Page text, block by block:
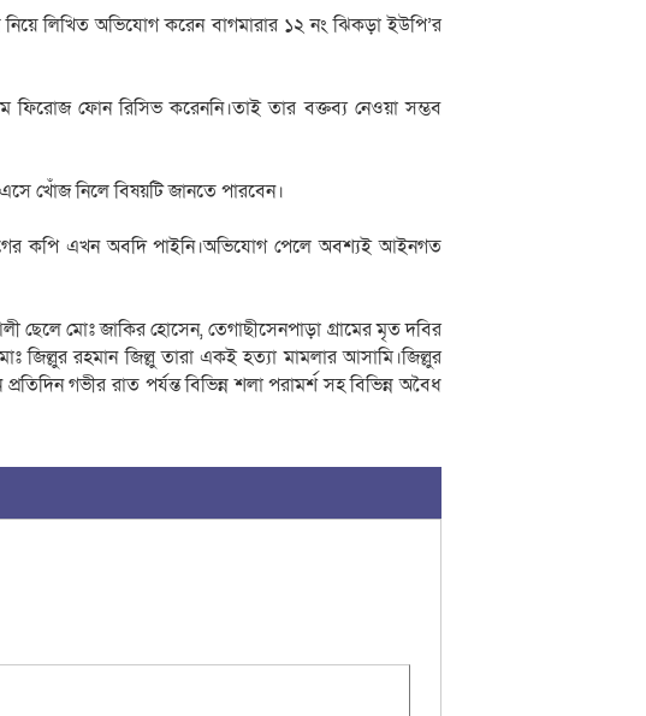
নিয়ে লিখিত অভিযোগ করেন বাগমারার ১২ নং ঝিকড়া ইউপি’র
ফোন রিসিভ করেননি।তাই তার বক্তব্য নেওয়া সম্ভব
খোঁজ নিলে বিষয়টি জানতে পারবেন।
কপি এখন অবদি পাইনি।অভিযোগ পেলে অবশ্যই আইনগত
ছেলে মোঃ জাকির হোসেন, তেগাছীসেনপাড়া গ্রামের মৃত দবির
রহমান জিল্লু তারা একই হত্যা মামলার আসামি।জিল্লুর
গভীর রাত পর্যন্ত বিভিন্ন শলা পরামর্শ সহ বিভিন্ন অবৈধ